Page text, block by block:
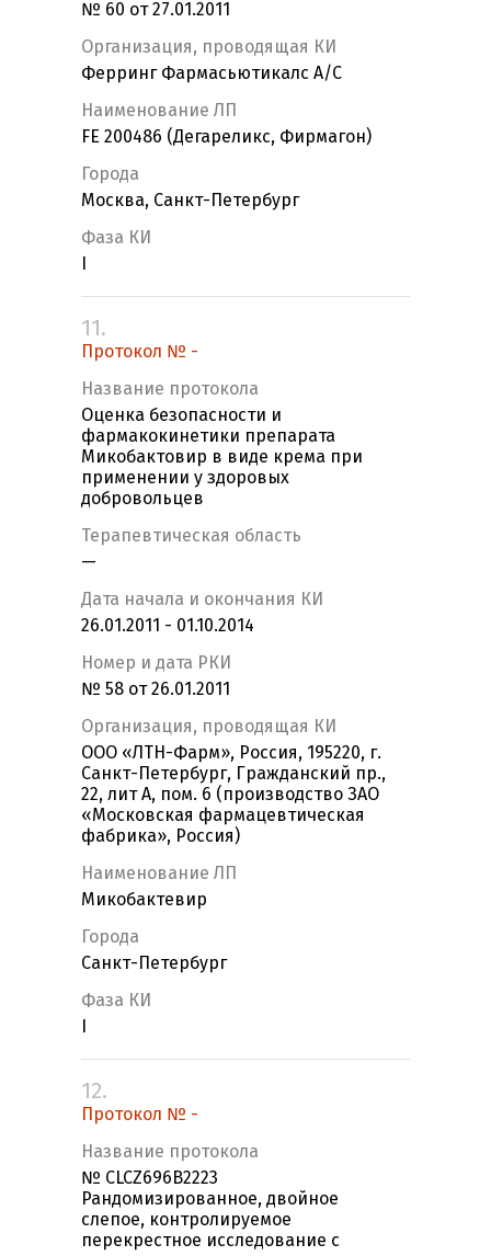
№ 60 от 27.01.2011
Организация, проводящая КИ
Ферринг Фармасьютикалс А/С
Наименование ЛП
FE 200486 (Дегареликс, Фирмагон)
Города
Москва, Санкт-Петербург
Фаза КИ
11.
Протокол № -
Название протокола
Оценка безопасности и
фармакокинетики препарата
Микобактовир в виде крема при
применении у здоровых
добровольцев
Терапевтическая область
—
Дата начала и окончания КИ
26.01.2011 - 01.10.2014
Номер и дата РКИ
№ 58 от 26.01.2011
Организация, проводящая КИ
ООО «ЛТН-Фарм», Россия, 195220, г.
Санкт-Петербург, Гражданский пр.,
22, лит А, пом. 6 (производство ЗАО
«Московская фармацевтическая
фабрика», Россия)
Наименование ЛП
Микобактевир
Города
Санкт-Петербург
Фаза КИ
12.
Протокол № -
Название протокола
№ CLCZ696B2223
Рандомизированное, двойное
слепое, контролируемое
перекрестное исследование с